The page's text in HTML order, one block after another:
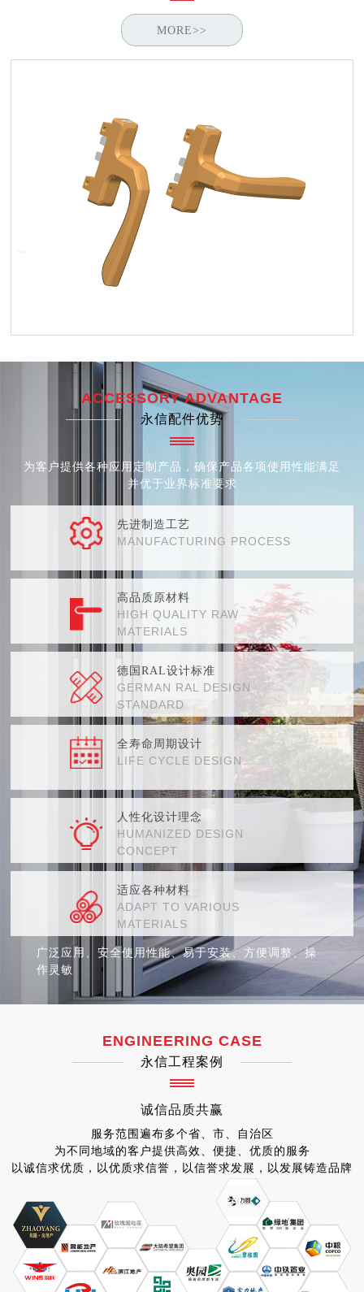
MORE>>
ACCESSORY ADVANTAGE
永信配件优势
为客户提供各种应用定制产品，确保产品各项使用性能满足
并优于业界标准要求
先进制造工艺
MANUFACTURING PROCESS
高品质原材料
HIGH QUALITY RAW
MATERIALS
德国RAL设计标准
GERMAN RAL DESIGN
STANDARD
全寿命周期设计
LIFE CYCLE DESIGN
人性化设计理念
HUMANIZED DESIGN
CONCEPT
适应各种材料
ADAPT TO VARIOUS
MATERIALS
广泛应用、安全使用性能、易于安装、方便调整、操
作灵敏
ENGINEERING CASE
永信工程案例
诚信品质共赢
服务范围遍布多个省、市、自治区
为不同地域的客户提供高效、便捷、优质的服务
以诚信求优质，以优质求信誉，以信誉求发展，以发展铸造品牌